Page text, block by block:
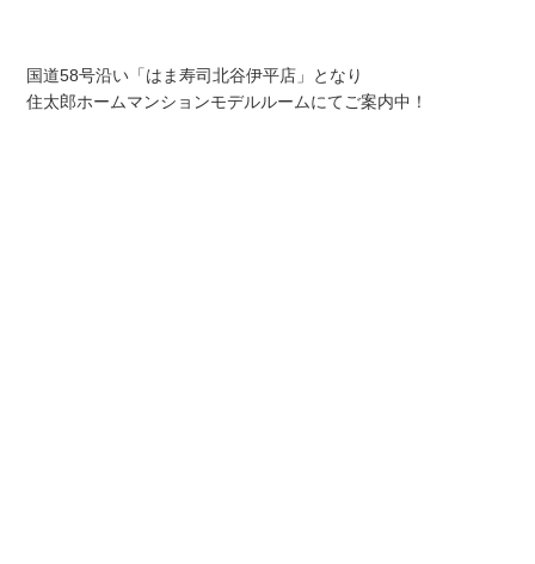
国道58号沿い「はま寿司北谷伊平店」となり
住太郎ホームマンションモデルルームにてご案内中！